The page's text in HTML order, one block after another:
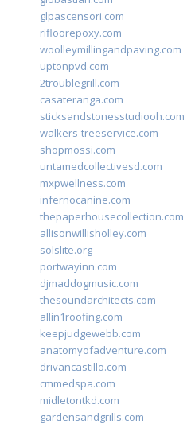
glpascensori.com
rifloorepoxy.com
woolleymillingandpaving.com
uptonpvd.com
2troublegrill.com
casateranga.com
sticksandstonesstudiooh.com
walkers-treeservice.com
shopmossi.com
untamedcollectivesd.com
mxpwellness.com
infernocanine.com
thepaperhousecollection.com
allisonwillisholley.com
solslite.org
portwayinn.com
djmaddogmusic.com
thesoundarchitects.com
allin1roofing.com
keepjudgewebb.com
anatomyofadventure.com
drivancastillo.com
cmmedspa.com
midletontkd.com
gardensandgrills.com